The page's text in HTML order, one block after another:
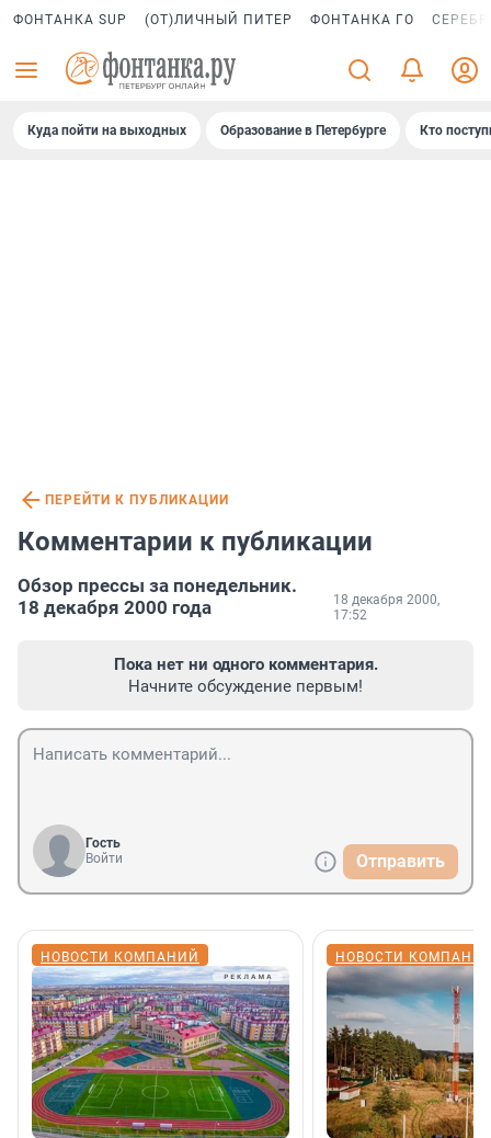
ФОНТАНКА SUP (ОТ)ЛИЧНЫЙ ПИТЕР ФОНТАНКА ГО
Куда пойти на выходных Образование в Петербурге Кто
ПЕРЕЙТИ К ПУБЛИКАЦИИ
Комментарии к публикации
Обзор прессы за понедельник.
18 декабря 2000 года
18 декабря 2000,
17:52
Пока нет ни одного комментария.
Начните обсуждение первым!
Гость
Войти
Отправить
НОВОСТИ КОМПАНИЙ НОВОСТИ